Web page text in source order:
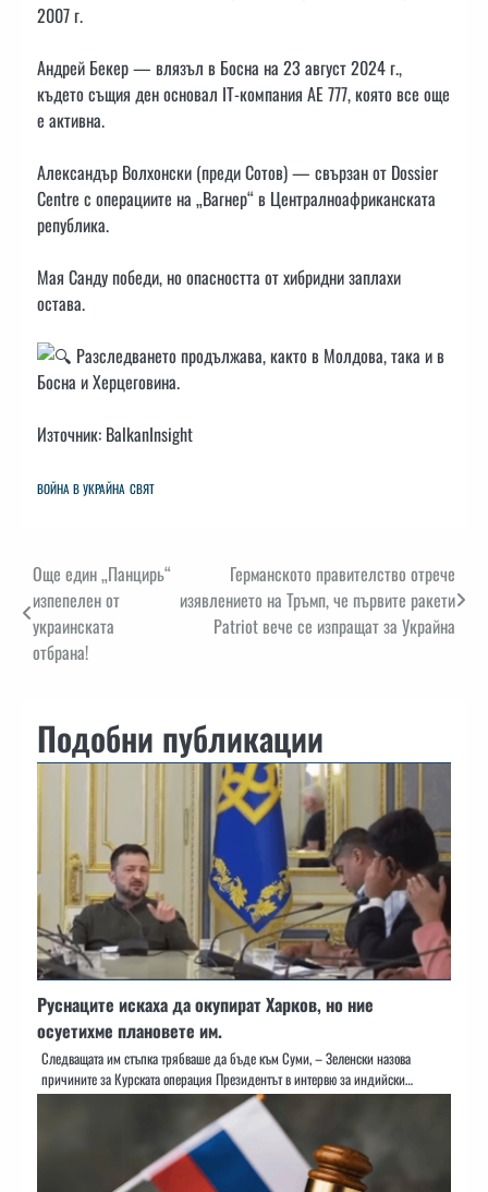
2007 г.
Андрей Бекер — влязъл в Босна на 23 август 2024 г.,
където същия ден основал IT-компания AE 777, която все още
е активна.
Александър Волхонски (преди Сотов) — свързан от Dossier
Centre с операциите на „Вагнер“ в Централноафриканската
република.
Мая Санду победи, но опасността от хибридни заплахи
остава.
Разследването продължава, както в Молдова, така и в
Босна и Херцеговина.
Източник: BalkanInsight
ВОЙНА В УКРАЙНА СВЯТ
Навигация
Още един „Панцирь“
изпепелен от
украинската
отбрана!
Германското правителство отрече
изявлението на Тръмп, че първите ракети
Patriot вече се изпращат за Украйна
Подобни публикации
Руснаците искаха да окупират Харков, но ние
осуетихме плановете им.
Следващата им стъпка трябваше да бъде към Суми, – Зеленски назова
причините за Курската операция Президентът в интервю за индийски…